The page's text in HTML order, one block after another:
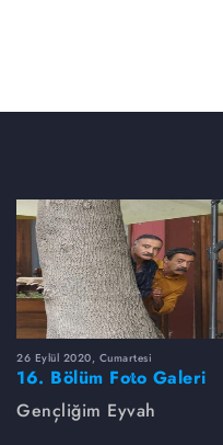
26 Eylül 2020, Cumartesi
16. Bölüm Foto Galeri
Gençliğim Eyvah